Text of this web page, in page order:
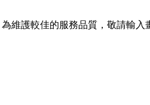
維護較佳的服務品質，敬請輸入